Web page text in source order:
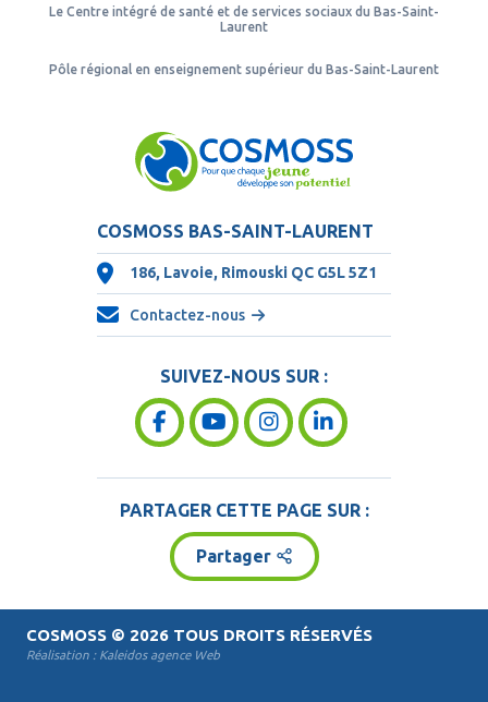
Le Centre intégré de santé et de services sociaux du Bas-Saint-
Laurent
Pôle régional en enseignement supérieur du Bas-Saint-Laurent
COSMOSS BAS-SAINT-LAURENT
186, Lavoie, Rimouski QC G5L 5Z1
Contactez-nous
SUIVEZ-NOUS SUR :
PARTAGER CETTE PAGE SUR :
Partager
COSMOSS© 2026 TOUS DROITS RÉSERVÉS
Réalisation : Kaleidos agence Web